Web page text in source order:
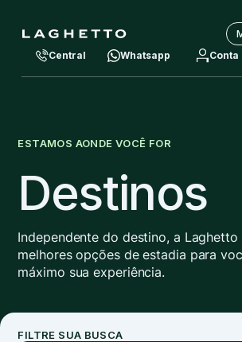
Central Whatsapp Conta
ESTAMOS AONDE VOCÊ FOR
Destinos
Independente do destino, a
melhores opções de estadia para
máximo sua experiência.
FILTRE SUA BUSCA